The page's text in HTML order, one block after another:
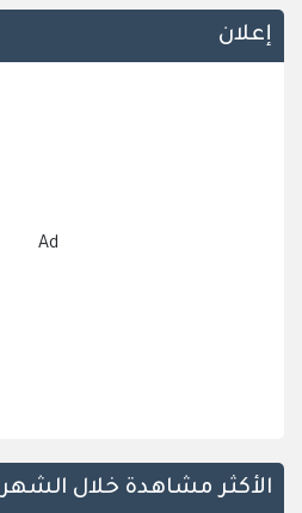
إعلان
Ad
الأكثر مشاهدة خلال الشهر